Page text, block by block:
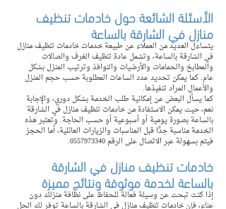
الأسئلة الشائعة حول خادمات تنظيف
منازل في الشارقة بالساعة
يتساءل العديد من العملاء عن طبيعة خدمات خادمات تنظيف منازل
في الشارقة بالساعة، وتشمل عادة تنظيف الغرف والصالات
والمطابخ والحمامات والأرضيات والنوافذ وترتيب المنزل بشكل
عام. كما يمكن تحديد عدد الساعات المطلوبة حسب حجم المنزل
والأعمال المراد تنفيذها.
كما يسأل البعض عن إمكانية طلب الخدمة بشكل دوري، والإجابة
نعم، حيث يمكن الاستفادة من خادمات تنظيف منازل في الشارقة
بالساعة بصورة يومية أو أسبوعية أو حسب الحاجة. وتعتبر هذه
الخدمة مناسبة جدًا قبل المناسبات والزيارات العائلية، أما الحجز
فيتم بسهولة عبر الاتصال على الرقم 0557973340.
خادمات تنظيف منازل في الشارقة
بالساعة لخدمة موثوقة ونتائج مميزة
إذا كنت تبحث عن وسيلة فعالة للحفاظ على نظافة منزلك دون
عناء، فإن خادمات تنظيف منازل في الشارقة بالساعة توفر لك الحل